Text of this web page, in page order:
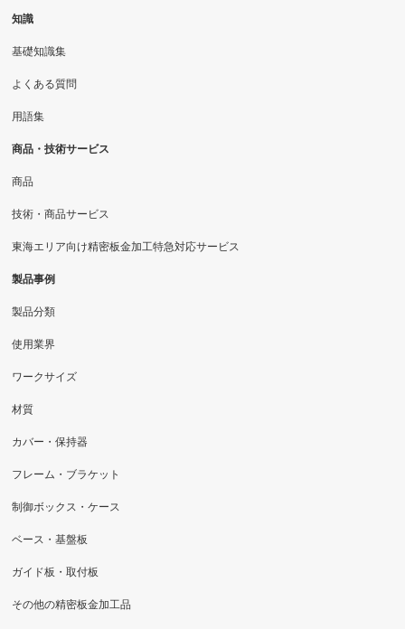
知識
基礎知識集
よくある質問
用語集
商品・技術サービス
商品
技術・商品サービス
東海エリア向け精密板金加工特急対応サービス
製品事例
製品分類
使用業界
ワークサイズ
材質
カバー・保持器
フレーム・ブラケット
制御ボックス・ケース
ベース・基盤板
ガイド板・取付板
その他の精密板金加工品